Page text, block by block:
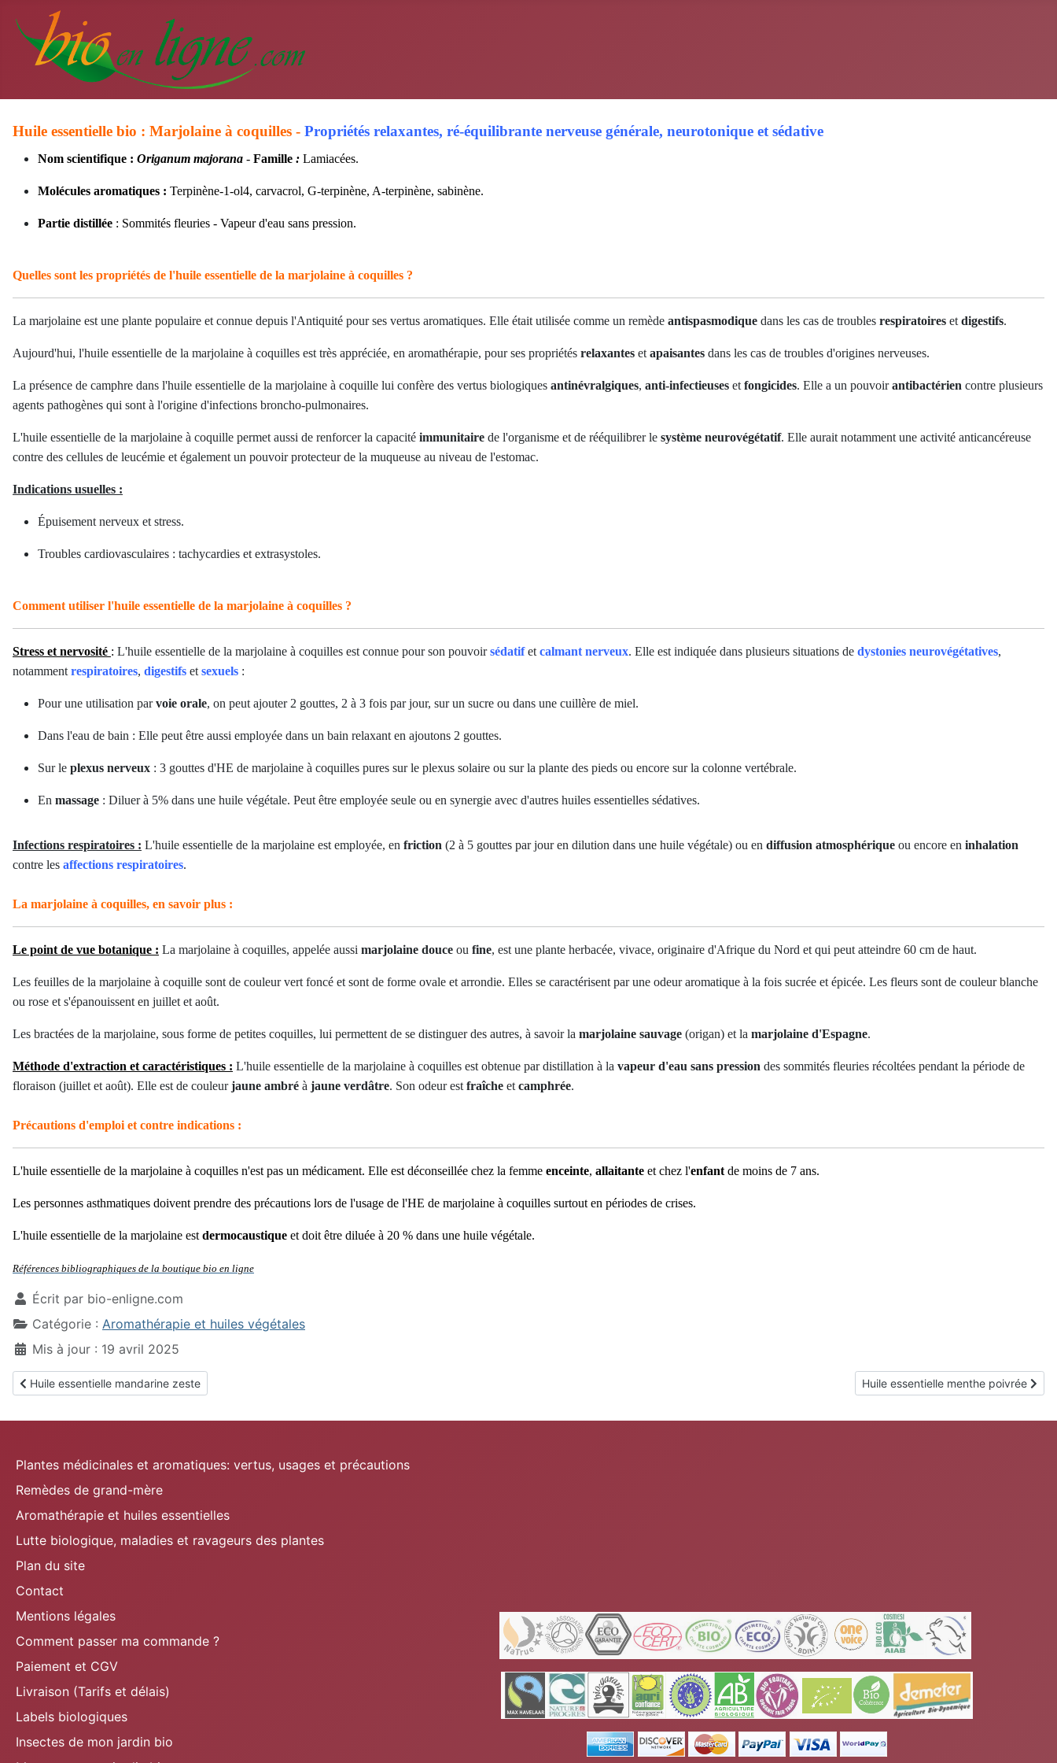
Huile essentielle bio : Marjolaine à coquilles - Propriétés relaxantes, ré-équilibrante nerveuse générale, neurotonique et sédative
Nom scientifique : Origanum majorana - Famille : Lamiacées.
Molécules aromatiques : Terpinène-1-ol4, carvacrol, G-terpinène, A-terpinène, sabinène.
Partie distillée : Sommités fleuries - Vapeur d'eau sans pression.
Quelles sont les propriétés de l'huile essentielle de la marjolaine à coquilles ?
La marjolaine est une plante populaire et connue depuis l'Antiquité pour ses vertus aromatiques. Elle était utilisée comme un remède antispasmodique dans les cas de troubles respiratoires et digestifs.
Aujourd'hui, l'huile essentielle de la marjolaine à coquilles est très appréciée, en aromathérapie, pour ses propriétés relaxantes et apaisantes dans les cas de troubles d'origines nerveuses.
La présence de camphre dans l'huile essentielle de la marjolaine à coquille lui confère des vertus biologiques antinévralgiques, anti-infectieuses et fongicides. Elle a un pouvoirantibactérien contre plusieurs
agents pathogènes qui sont à l'origine d'infections broncho-pulmonaires.
L'huile essentielle de la marjolaine à coquille permet aussi de renforcer la capacité immunitaire de l'organisme et de rééquilibrer le système neurovégétatif. Elle aurait notamment une activité anticancéreuse
contre des cellules de leucémie et également un pouvoir protecteur de la muqueuse au niveau de l'estomac.
Indications usuelles :
Épuisement nerveux et stress.
Troubles cardiovasculaires : tachycardies et extrasystoles.
Comment utiliser l'huile essentielle de la marjolaine à coquilles ?
Stress et nervosité : L'huile essentielle de la marjolaine à coquilles est connue pour son pouvoirsédatif et calmant nerveux. Elle est indiquée dans plusieurs situations de dystonies neurovégétatives,
notamment respiratoires, digestifs et sexuels :
Pour une utilisation parvoie orale, on peut ajouter 2 gouttes, 2 à 3 fois par jour, sur un sucre ou dans une cuillère de miel.
Dans l'eau de bain : Elle peut être aussi employée dans un bain relaxant en ajoutons 2 gouttes.
Sur le plexus nerveux : 3 gouttes d'HE de marjolaine à coquilles pures sur le plexus solaire ou sur la plante des pieds ou encore sur la colonne vertébrale.
En massage : Diluer à 5% dans une huile végétale. Peut être employée seule ou en synergie avec d'autres huiles essentielles sédatives.
Infections respiratoires : L'huile essentielle de la marjolaine est employée, en friction (2 à 5 gouttes par jour en dilution dans une huile végétale) ou en diffusion atmosphérique ou encore en inhalation
contre les affections respiratoires.
La marjolaine à coquilles, en savoir plus :
Le point de vue botanique : La marjolaine à coquilles, appelée aussi marjolaine douce ou fine, est une plante herbacée, vivace, originaire d'Afrique du Nord et qui peut atteindre 60 cm de haut.
Les feuilles de la marjolaine à coquille sont de couleur vert foncé et sont de forme ovale et arrondie. Elles se caractérisent par une odeur aromatique à la fois sucrée et épicée. Les fleurs sont de couleur blanche
ou rose et s'épanouissent en juillet et août.
Les bractées de la marjolaine, sous forme de petites coquilles, lui permettent de se distinguer des autres, à savoir la marjolaine sauvage (origan) et la marjolaine d'Espagne.
Méthode d'extraction et caractéristiques : L'huile essentielle de la marjolaine à coquilles est obtenue par distillation à la vapeur d'eau sans pression des sommités fleuries récoltées pendant la période de
floraison (juillet et août). Elle est de couleurjaune ambré à jaune verdâtre. Son odeur est fraîche et camphrée.
Précautions d'emploi et contre indications :
L'huile essentielle de la marjolaine à coquilles n'est pas un médicament. Elle est déconseillée chez la femme enceinte, allaitante et chez l'enfant de moins de 7 ans.
Les personnes asthmatiques doivent prendre des précautions lors de l'usage de l'HE de marjolaine à coquilles surtout en périodes de crises.
L'huile essentielle de la marjolaine est dermocaustique et doit être diluée à 20 % dans une huile végétale.
Références bibliographiques de la boutique bio en ligne
Écrit par bio-enligne.com
Catégorie : Aromathérapie et huiles végétales
Mis à jour : 19 avril 2025
Article précédent : Huile essentielle mandarine zeste
Huile essentielle mandarine zeste Article suivant : Huile essentielle
Huile essentielle menthe poivrée
Plantes médicinales et aromatiques: vertus, usages et précautions
Remèdes de grand-mère
Aromathérapie et huiles essentielles
Lutte biologique, maladies et ravageurs des plantes
Plan du site
Contact
Mentions légales
Comment passer ma commande ?
Paiement et CGV
Livraison (Tarifs et délais)
Labels biologiques
Insectes de mon jardin bio